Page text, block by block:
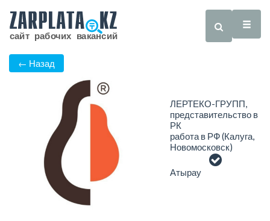
← Назад
ЛЕРТЕКО-ГРУПП,
представительство в
РК
работа в РФ (Калуга,
Новомосковск)
Атырау